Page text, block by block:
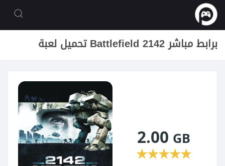
تحميل لعبة Battlefield 2142 برابط مباشر
2.00 GB
★★★★★